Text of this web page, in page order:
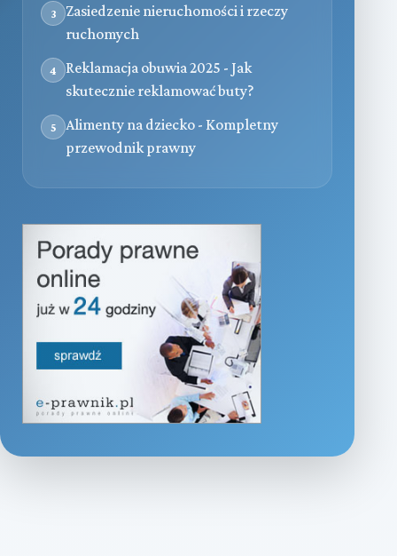
3
Zasiedzenie nieruchomości i rzeczy
ruchomych
4
Reklamacja obuwia 2025 - Jak
skutecznie reklamować buty?
5
Alimenty na dziecko - Kompletny
przewodnik prawny